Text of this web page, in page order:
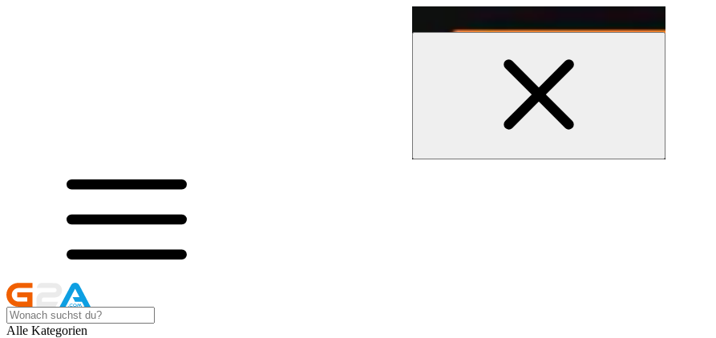
Alle Kategorien